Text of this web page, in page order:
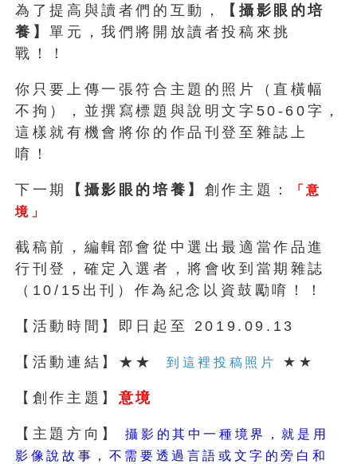
為了提高與讀者們的互動，
【攝影眼的培
養】單元，我們將開放讀者投稿來挑
戰！！
你只要上傳一張符合主題的照片（直橫幅
不拘），並撰寫標題與說明文字50-60字，
這樣就有機會將你的作品刊登至雜誌上
唷！
下一期 【攝影眼的培養】 創作主題：
「意
境」
截稿前，編輯部會從中選出最適當作品進
行刊登，確定入選者，將會收到當期雜誌
（10/15出刊）作為紀念以資鼓勵唷！！
【活動時間】即日起至 2019.09.13
【活動連結】★★到這裡投稿照片 ★★
【創作主題】 意境
【主題方向】攝影的其中一種境界，就是用
影像說故事，不需要透過言語或文字的旁白和